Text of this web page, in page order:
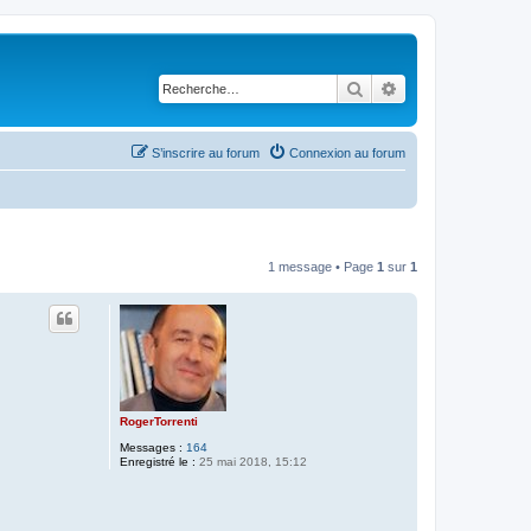
Rechercher
Connexion au forum
S’inscrire au forum
1 message • Page 1 sur 1
RogerTorrenti
Messages : 164
Enregistré le : 25 mai 2018, 15:12